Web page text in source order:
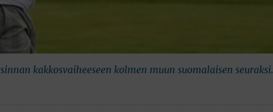
kakkosvaiheeseen kolmen muun suomalaisen seuraksi.